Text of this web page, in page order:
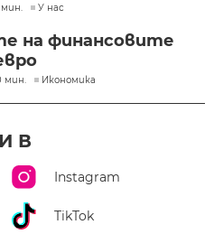
мин. У нас
на финансовите
мин. Икономика
В
Instagram
TikTok